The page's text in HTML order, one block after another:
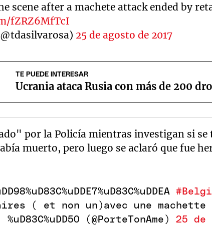
scene after a machete attack ended by
fZRZ6MfTcI
25 de agosto de 2017
TE PUEDE INTERESAR
Ucrania ataca Rusia con más de 200
por la Policía mientras investigan si
muerto, pero luego se aclaró que fue
( et non un)avec une
(@PorteTonAme) 25 de